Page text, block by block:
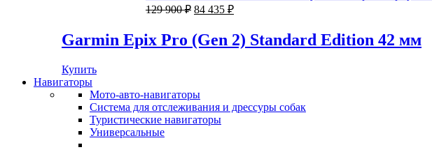
129 900₽ Первоначальная
составляла
129
84 435 ₽Текущая
84
435 ₽.
Garmin Epix Pro (Gen 2) Standard Edition 42 мм
Купить
Навигаторы
Мото-авто-навигаторы
Система для отслеживания и дрессуры собак
Туристические навигаторы
Универсальные